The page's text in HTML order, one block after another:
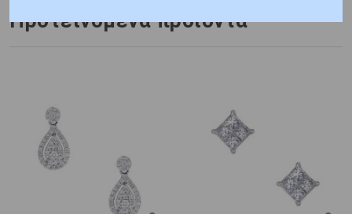
Προτεινόμενα προϊόντα